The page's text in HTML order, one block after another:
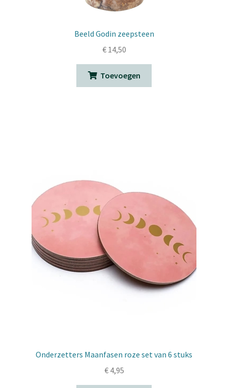
Beeld Godin zeepsteen
€14,50
Toevoegen
Onderzetters Maanfasen roze set van 6 stuks
€4,95